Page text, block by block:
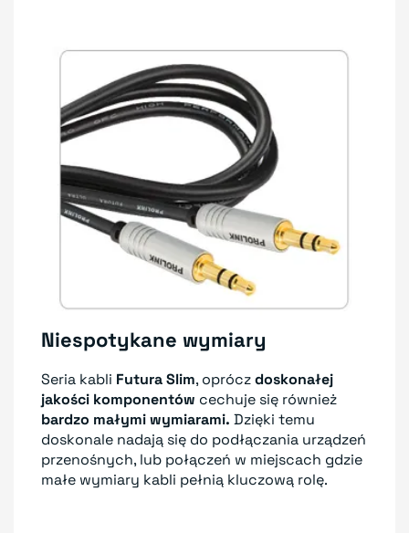
Niespotykane wymiary
Seria kabli Futura Slim, opróczdoskonałej
jakości komponentów cechuje się również
bardzo małymi wymiarami. Dzięki temu
doskonale nadają się do podłączania urządzeń
przenośnych, lub połączeń w miejscach gdzie
małe wymiary kabli pełnią kluczową rolę.